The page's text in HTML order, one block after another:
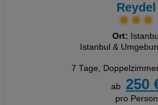
Reydel
Ort: Istanbul
Istanbul &
7 Tage,
ab
250
pro Person